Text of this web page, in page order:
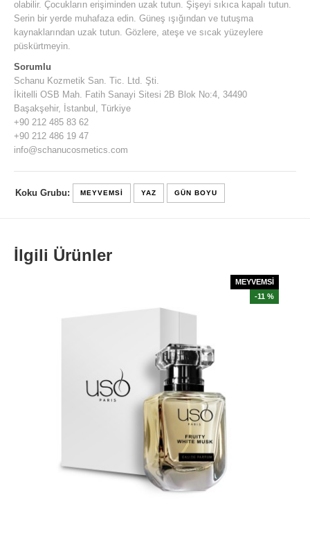
olabilir. Çocukların erişiminden uzak tutun. Şişeyi sıkıca kapalı tutun.
Serin bir yerde muhafaza edin. Güneş ışığından ve tutuşma
kaynaklarından uzak tutun. Gözlere, ateşe ve sıcak yüzeylere
püskürtmeyin.
Sorumlu
Schanu Kozmetik San. Tic. Ltd. Şti.
İkitelli OSB Mah. Fatih Sanayi Sitesi 2B Blok No:4, 34490
Başakşehir, İstanbul, Türkiye
+90 212 485 83 62
+90 212 486 19 47
info@schanucosmetics.com
Koku Grubu: MEYVEMSI YAZ GÜN BOYU
İlgili Ürünler
MEYVEMSİ
-11 %